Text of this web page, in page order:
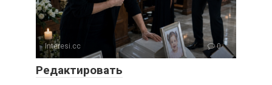
Interesi.cc 0
Редактировать